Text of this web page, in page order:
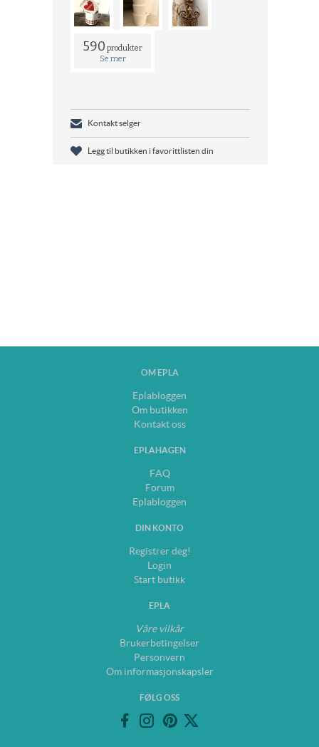
590 produkter
Se mer
Kontakt selger
Legg til butikken i favorittlisten din
OM EPLA
Eplabloggen
Om butikken
Kontakt oss
EPLAHAGEN
FAQ
Forum
Eplabloggen
DIN KONTO
Registrer deg!
Login
Start butikk
EPLA
Våre vilkår
Brukerbetingelser
Personvern
Om informasjonskapsler
FØLG OSS